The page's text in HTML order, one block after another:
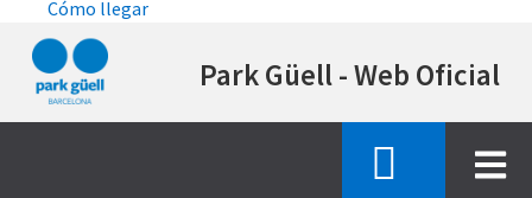
Cómo llegar
al
principal
Park Güell - Web Oficial